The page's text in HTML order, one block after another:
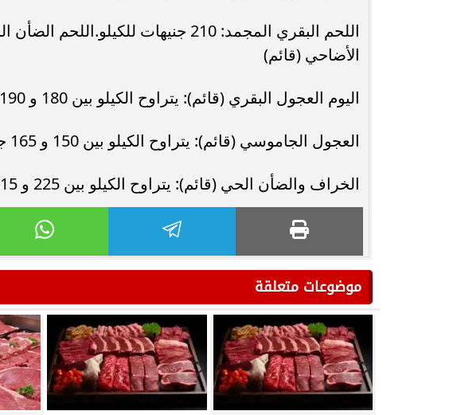
الأضاحي (قائم)
اليوم العجول البقري (قائم): يتراوح الكيلو بين 180 و 190 جنيهًا.
العجول الجاموسي (قائم): يتراوح الكيلو بين 150 و 165 جنيهًا.
الخراف والضأن الحي (قائم): يتراوح الكيلو بين 225 و 315 جنيهًا حسب السلالة (برقي أو بلدي).
موضوعات متعلقة